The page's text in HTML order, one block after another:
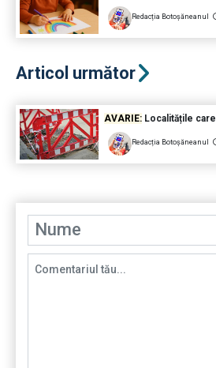
Redacția Botoșăneanul
Articol următor
AVARIE:Localitățile care
Redacția Botoșăneanul